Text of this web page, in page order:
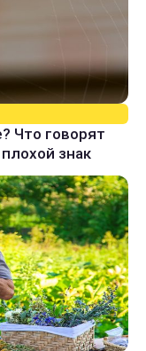
Что говорят
знак